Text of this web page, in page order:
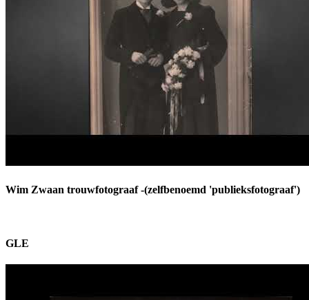
Wim Zwaan trouwfotograaf -(zelfbenoemd 'publieksfotograaf')
GLE